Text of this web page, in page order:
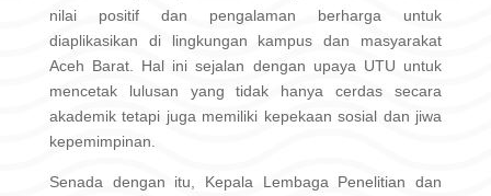
nilai positif dan pengalaman berharga untuk
diaplikasikan di lingkungan kampus dan masyarakat
Aceh Barat. Hal ini sejalan dengan upaya UTU untuk
mencetak lulusan yang tidak hanya cerdas secara
akademik tetapi juga memiliki kepekaan sosial dan jiwa
kepemimpinan.
Senada dengan itu, Kepala Lembaga Penelitian dan